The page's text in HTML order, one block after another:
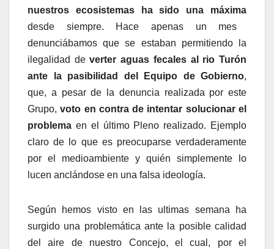
nuestros ecosistemas ha sido una máxima
desde siempre. Hace apenas un mes
denunciábamos que se estaban permitiendo la
ilegalidad deverter aguas fecales al rio Turón
ante la pasibilidad del Equipo de Gobierno,
que, a pesar de la denuncia realizada por este
Grupo,voto en contra de intentar solucionar el
problema en el último Pleno realizado. Ejemplo
claro de lo que es preocuparse verdaderamente
por el medioambiente y quién simplemente lo
lucen anclándose en una falsa ideología.
Según hemos visto en las ultimas semana ha
surgido una problemática ante la posible calidad
del aire de nuestro Concejo, el cual, por el